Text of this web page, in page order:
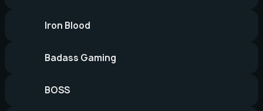
Iron Blood
Badass Gaming
BOSS